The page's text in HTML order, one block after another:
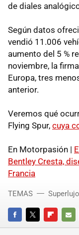
de diales
Según datos
vendió 11.006
aumento del 5 %
noviembre, la
Europa, tres
anterior.
Veremos qué
Flying Spur, cuya
En Motorpasión |
Bentley Cresta,
Francia
FACEBOOKTWITTERFLIPBOARD
E-
TEMAS Superlujo